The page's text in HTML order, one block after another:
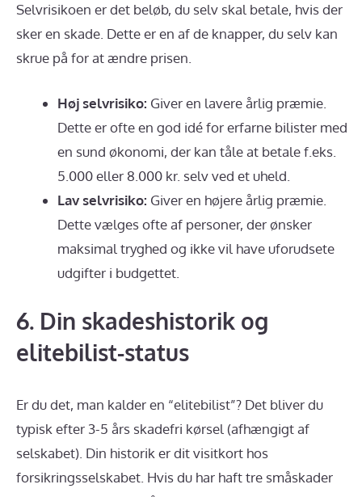
Selvrisikoen er det beløb, du selv skal betale, hvis der
sker en skade. Dette er en af de knapper, du selv kan
skrue på for at ændre prisen.
Høj selvrisiko: Giver en lavere årlig præmie.
Dette er ofte en god idé for erfarne bilister med
en sund økonomi, der kan tåle at betale f.eks.
5.000 eller 8.000 kr. selv ved et uheld.
Lav selvrisiko: Giver en højere årlig præmie.
Dette vælges ofte af personer, der ønsker
maksimal tryghed og ikke vil have uforudsete
udgifter i budgettet.
6. Din skadeshistorik og
elitebilist-status
Er du det, man kalder en “elitebilist”? Det bliver du
typisk efter 3-5 års skadefri kørsel (afhængigt af
selskabet). Din historik er dit visitkort hos
forsikringsselskabet. Hvis du har haft tre småskader